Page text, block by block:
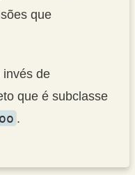
que
invés de
que é subclasse
.